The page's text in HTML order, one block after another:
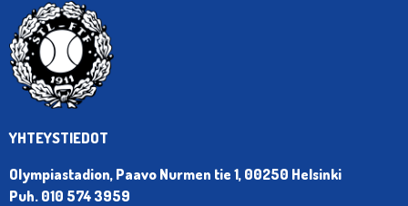
YHTEYSTIEDOT
Olympiastadion, Paavo Nurmen tie 1, 00250 Helsinki
Puh. 010 574 3959